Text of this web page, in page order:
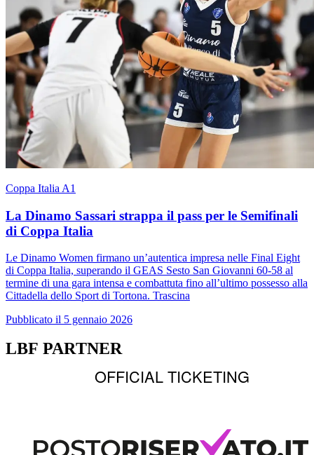
Coppa Italia A1
La Dinamo Sassari strappa il pass per le Semifinali
di Coppa Italia
Le Dinamo Women firmano un’autentica impresa nelle Final Eight
di Coppa Italia, superando il GEAS Sesto San Giovanni 60-58 al
termine di una gara intensa e combattuta fino all’ultimo possesso alla
Cittadella dello Sport di Tortona. Trascina
Pubblicato il 5 gennaio 2026
LBF PARTNER